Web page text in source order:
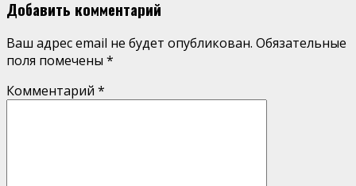
Добавить комментарий
Ваш адрес email не будет опубликован. Обязательные
поля помечены *
Комментарий *